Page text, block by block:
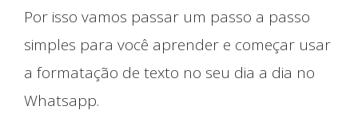
Por isso vamos passar um passo a passo
simples para você aprender e começar usar
a formatação de texto no seu dia a dia no
Whatsapp.